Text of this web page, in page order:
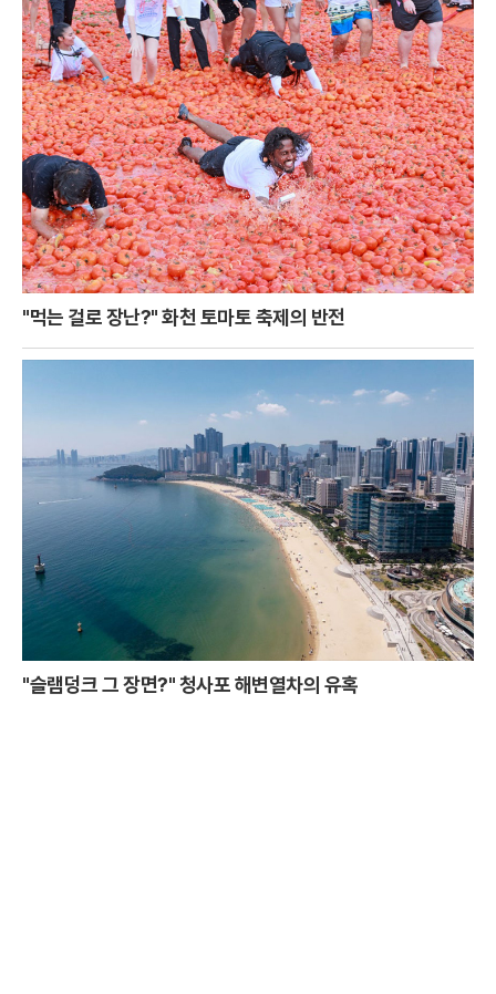
"먹는 걸로 장난?" 화천 토마토 축제의 반전
"슬램덩크 그 장면?" 청사포 해변열차의 유혹